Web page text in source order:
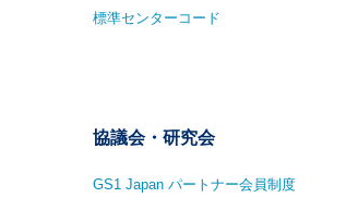
標準センターコード
協議会・研究会
GS1 Japan パートナー会員制度